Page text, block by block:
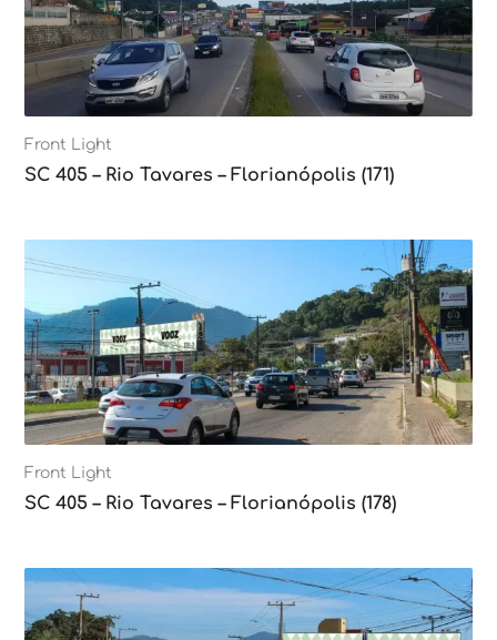
Front Light
SC 405 – Rio Tavares – Florianópolis (171)
Front Light
SC 405 – Rio Tavares – Florianópolis (178)